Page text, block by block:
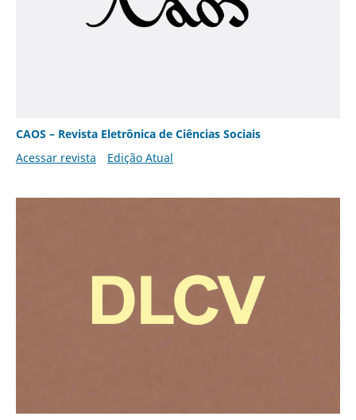
CAOS – Revista Eletrônica de Ciências Sociais
Acessar revista
Edição Atual